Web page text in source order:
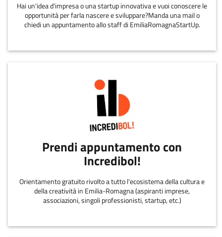
Hai un'idea d'impresa o una startup innovativa e vuoi conoscere le
opportunità per farla nascere e sviluppare?Manda una mail o
chiedi un appuntamento allo staff di EmiliaRomagnaStartUp.
Prendi appuntamento con
Incredibol!
Orientamento gratuito rivolto a tutto l'ecosistema della cultura e
della creatività in Emilia-Romagna (aspiranti imprese,
associazioni, singoli professionisti, startup, etc.)